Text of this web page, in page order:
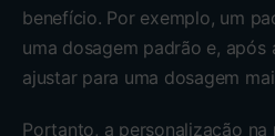
benefício. Por exemplo, um
uma dosagem padrão e, após
ajustar para uma dosagem
Portanto, a personalização na